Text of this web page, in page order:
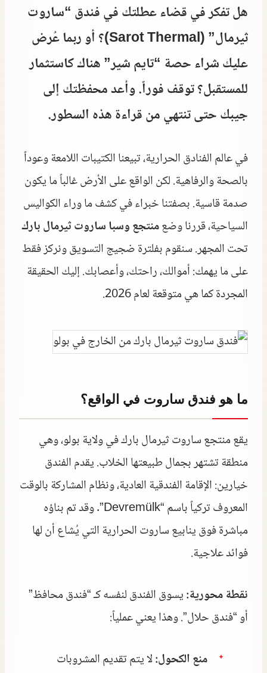
هل تفكر في قضاء عطلتك في فندق “ساروت
ثيرمال” (Sarot Thermal)؟ أو ربما عُرض
عليك شراء حصة “تايم شير” هناك كاستثمار
للمستقبل؟ توقف فوراً. وأعد محفظتك إلى
جيبك حتى تنتهي من قراءة هذه السطور.
في عالم الفنادق الحرارية، تبيعنا الكتيبات اللامعة وعوداً
بالصحة والرفاهية. لكن الواقع على الأرض غالباً ما يكون
صدمة قاسية. بصفتنا خبراء في كشف ما وراء الكواليس
السياحية، قررنا وضعمنتجع وسبا ساروت ثيرمال بارك
تحت المجهر. سنقوم بفلترة ضجيج التسويق ونركز فقط
على ما يهمك: أموالك، راحتك، وأعصابك. إليك الحقيقة
المجردة كما هي متوقعة لعام 2026.
ما هو فندق ساروت في الواقع؟
يقع منتجع ساروت ثيرمال بارك في ولاية بولو، وهي
منطقة تشتهر بجمال طبيعتها الخلاب. يقدم الفندق
خيارين: الإقامة الفندقية العادية، ونظام المشاركة بالوقت
المعروف تركياً باسم “Devremülk”. وقد تم بناؤه
مباشرة فوق ينابيع ساروت الحرارية التي يُشاع أن لها
فوائد علاجية.
نقطة محورية:يسوق الفندق لنفسه كـ “فندق محافظ”
أو “فندق حلال”. وهذا يعني عملياً:
منع الكحول:لا يتم تقديم المشروبات